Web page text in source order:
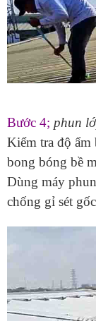
Bước 4; phun
Kiểm tra độ ẩm
bong bóng bề
Dùng máy
chống gỉ sét